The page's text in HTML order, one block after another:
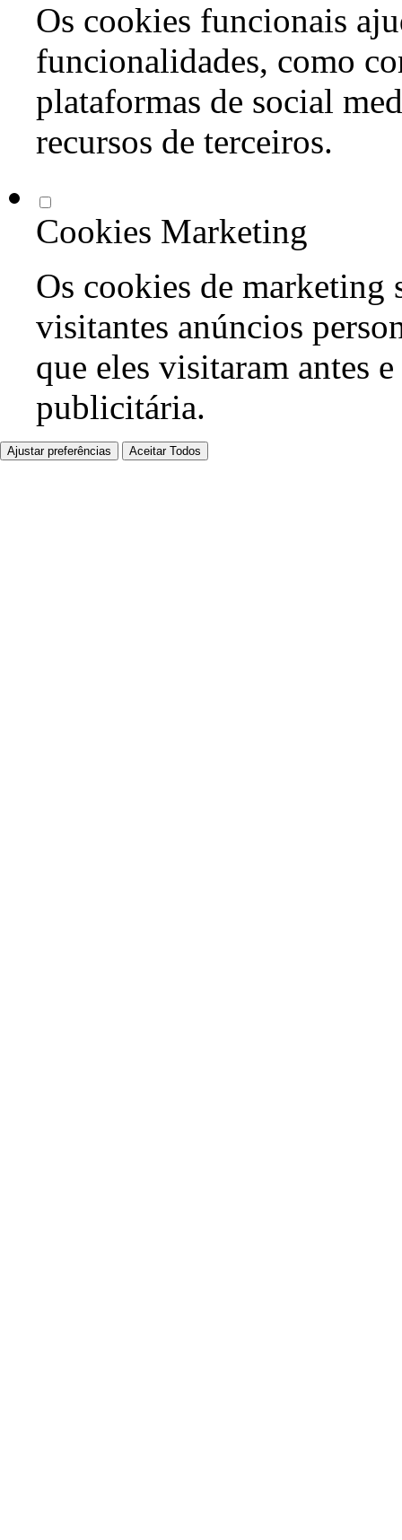
Os cookies funcionais
funcionalidades, como
plataformas de social
recursos de terceiros.
Cookies Marketing
Os cookies de marketing
visitantes anúncios
que eles visitaram antes
publicitária.
Ajustar preferências Aceitar Todos